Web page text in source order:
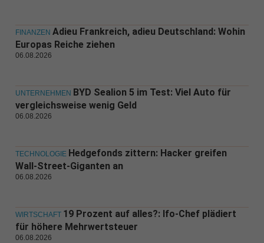
FINANZEN Adieu Frankreich, adieu Deutschland: Wohin
Europas Reiche ziehen
06.08.2026
UNTERNEHMEN BYD Sealion 5 im Test: Viel Auto für
vergleichsweise wenig Geld
06.08.2026
TECHNOLOGIE Hedgefonds zittern: Hacker greifen
Wall-Street-Giganten an
06.08.2026
WIRTSCHAFT 19 Prozent auf alles?: Ifo-Chef plädiert
für höhere Mehrwertsteuer
06.08.2026